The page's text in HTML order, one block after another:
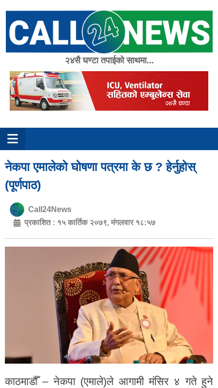
content
२४सै घण्टा तपाईको साथमा...
नेकपा एमालेको घोषणा पत्रमा के छ ? हेर्नुहोस्
(पूर्णपाठ)
Call24News
प्रकाशित : १५ कार्तिक २०७९, मंगलवार १८:५७
काठमाडौँ – नेकपा (एमाले)ले आगामी मंसिर ४ गते हुने